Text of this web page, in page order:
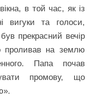
в той час, як із
вигуки та голоси,
прекрасний вечір
проливав на землю
Папа почав
промову, що